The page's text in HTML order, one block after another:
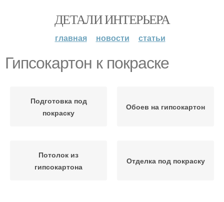
ДЕТАЛИ ИНТЕРЬЕРА
главная новости статьи
Гипсокартон к покраске
Подготовка под
покраску
Обоев на гипсокартон
Потолок из
гипсокартона
Отделка под покраску